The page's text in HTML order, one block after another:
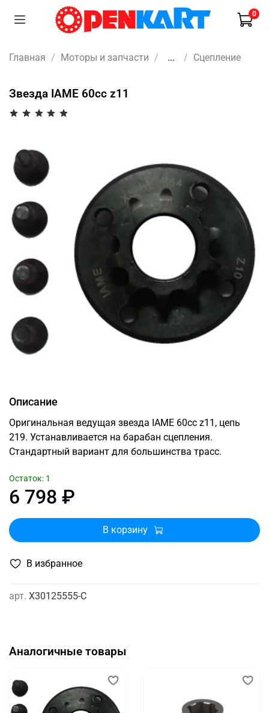
0
Главная Моторы и запчасти ... Сцепление
Звезда IAME 60cc z11
В избранное
арт. X30125555-C
Описание
Оригинальная ведущая звезда IAME 60cc z11, цепь
219. Устанавливается на барабан сцепления.
Стандартный вариант для большинства трасс.
6 798 ₽
Остаток: 1
В корзину
Аналогичные товары